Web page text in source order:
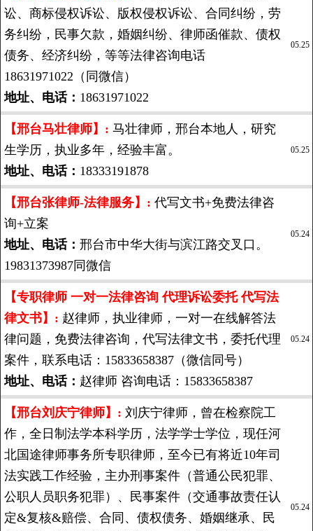
讼、商标侵权诉讼、版权侵权诉讼、合同纠纷，劳
务纠纷，民事欠款，婚姻纠纷、律师函催款、债权
债务、经济纠纷，等等法律咨询电话
18631971022（同微信）
地址、电话： 18631971022
05.25
【邢台马壮律师】: 马壮律师，邢台本地人，研究
生学历，执业多年，经验丰富。
地址、电话： 18333191878
05.25
【邢台张律师-法律服务】: 代写文书+免费法律咨
询+立案
地址、电话： 邢台市中华大街与滨江路交叉口。
19831373987同微信
05.24
【专职律师 一对一法律咨询 代理诉讼委托 代写法
律文书】: 赵律师，执业律师，一对一在线解答法
律问题，免费法律咨询，代写法律文书，委托代理
案件，联系电话：15833658387（微信同号）
地址、电话： 赵律师 咨询电话：15833658387
05.24
【邢台刘庆宁律师】: 刘庆宁律师，曾在检察院工
作，全日制法学本科学历，法学学士学位，现任河
北国途律师事务所专职律师，至今已有将近10年司
法实践工作经验，主办刑事案件（普通公民犯罪、
公职人员职务犯罪）、民事案件（交通事故责任认
定&复核&赔偿、合同、债权债务、婚姻继承、民
05.24